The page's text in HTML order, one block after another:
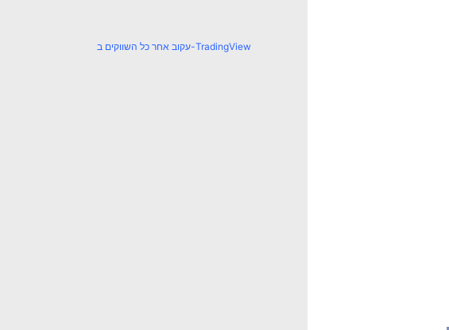
עקוב אחר כל השווקים ב-TradingView